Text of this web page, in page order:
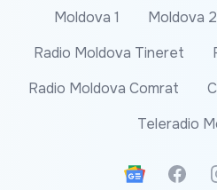
Moldova 1 Moldova 2
Radio Moldova Tineret
Radio Moldova Comrat
Teleradio
Google News